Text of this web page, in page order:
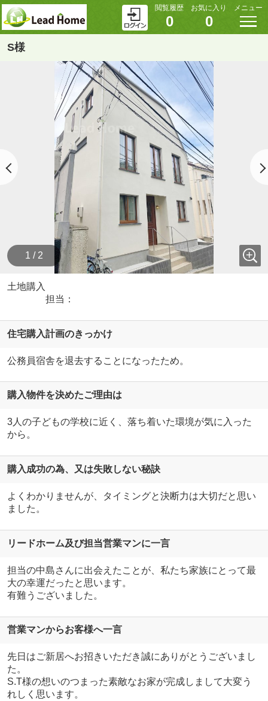
閲覧履歴
0
お気に入り
0
メニュー
S様
1 / 2
土地購入
担当：
住宅購入計画のきっかけ
公務員宿舎を退去することになったため。
購入物件を決めたご理由は
3人の子どもの学校に近く、落ち着いた環境が気に入った
から。
購入成功の為、又は失敗しない秘訣
よくわかりませんが、タイミングと決断力は大切だと思い
ました。
リードホーム及び担当営業マンに一言
担当の中島さんに出会えたことが、私たち家族にとって最
大の幸運だったと思います。
有難うございました。
営業マンからお客様へ一言
先日はご新居へお招きいただき誠にありがとうございまし
た。
S.T様の想いのつまった素敵なお家が完成しまして大変う
れしく思います。